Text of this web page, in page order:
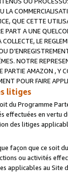
LA
QUE CETTE
PART A UNE
LE
NOTRE
AMAZON , Y
POUR FAIRE
litiges
du Programme
effectuées en vertu
des litiges
façon que ce soit
ou activités
applicables au Site